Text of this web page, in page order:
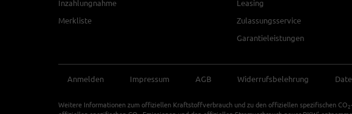
Inzahlungnahme
Merkliste
Leasing
Zulassungsservice
Garantieleistungen
Anmelden Impressum AGB Widerrufsbelehrung
Weitere Informationen zum offiziellen Kraftstoffverbrauch und zu den offiziellen spezifischen CO 2